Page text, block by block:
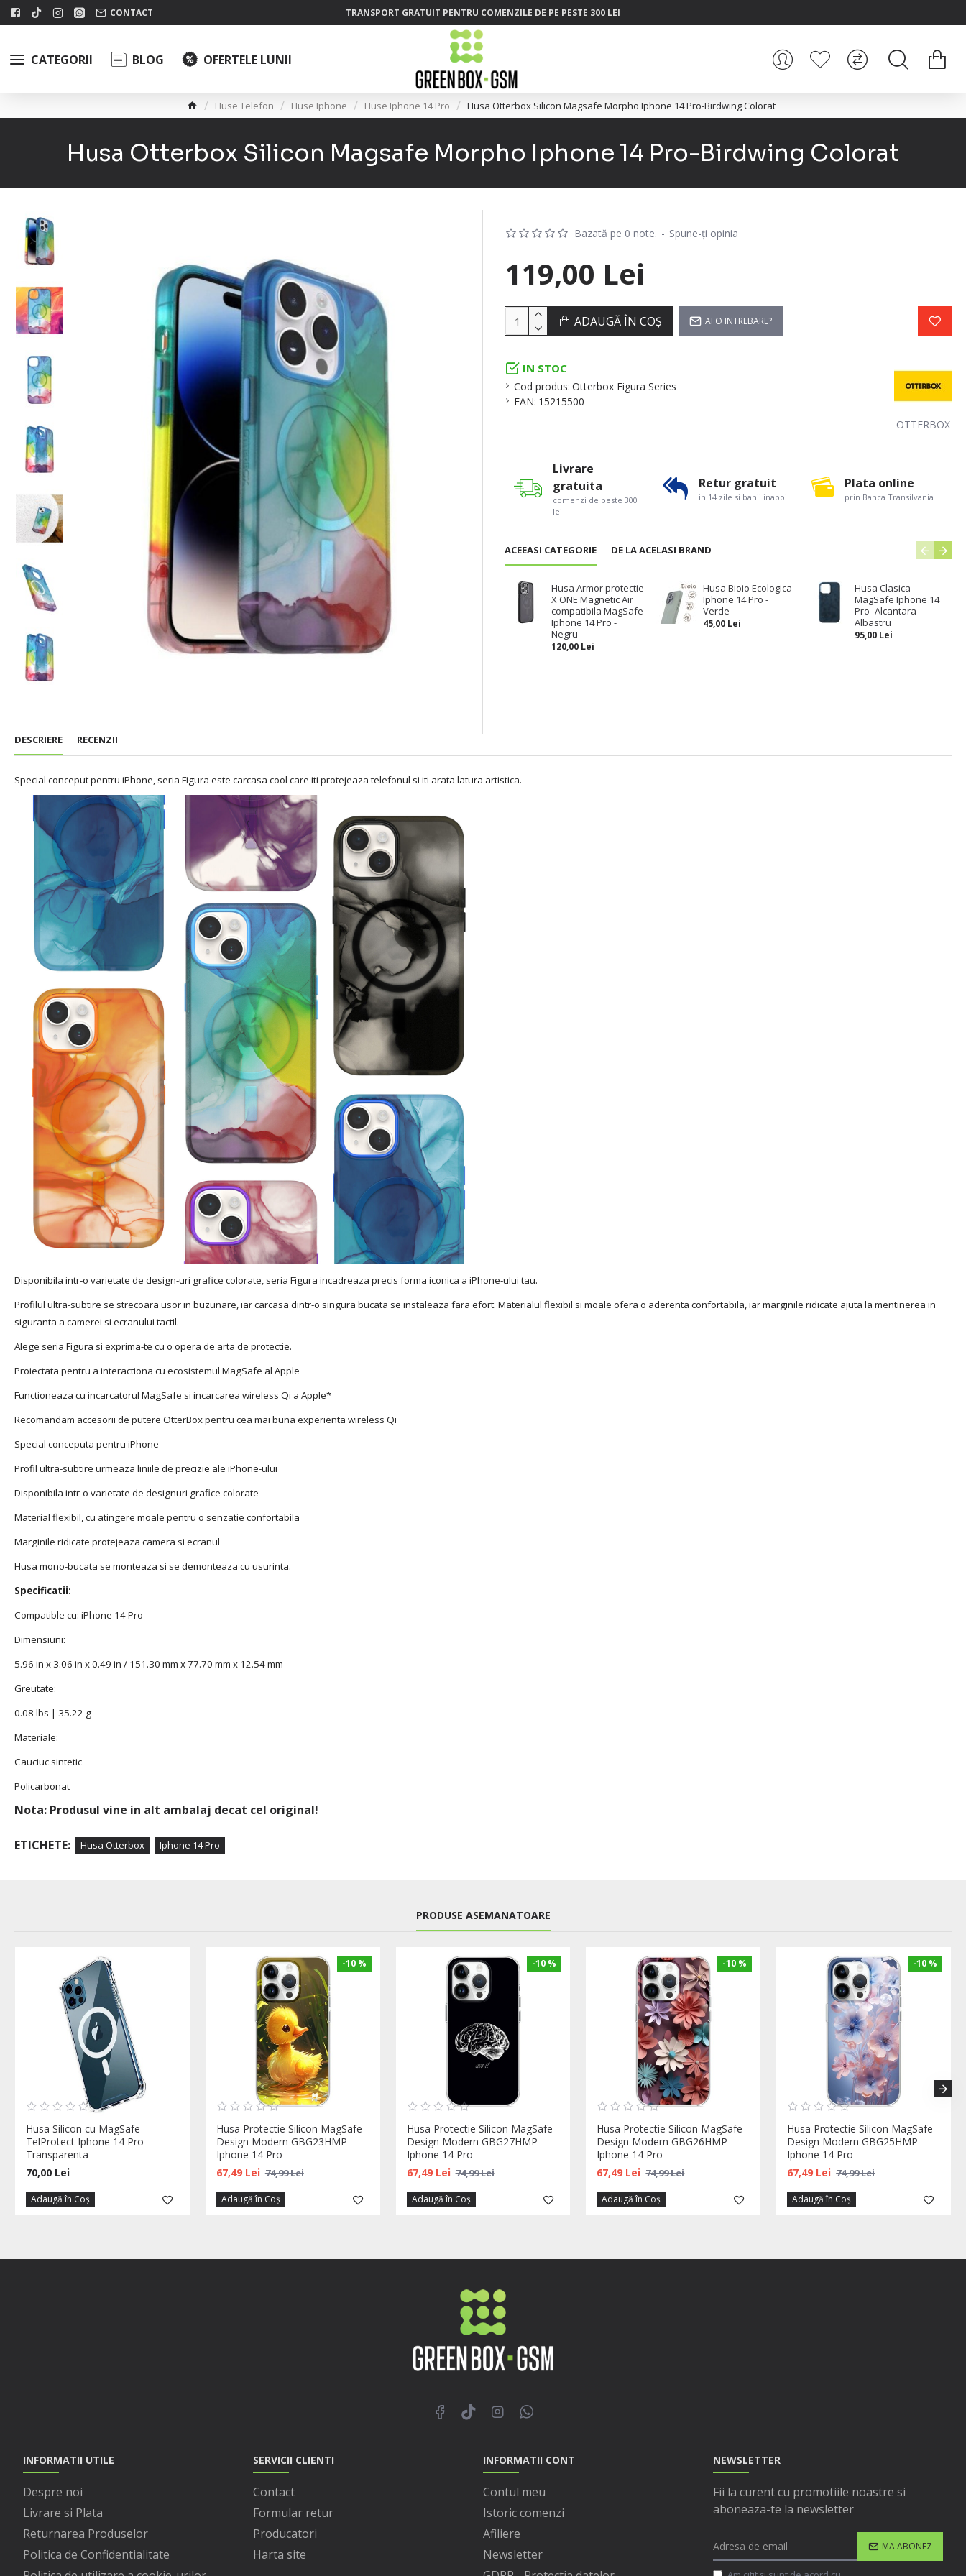
CONTACT TRANSPORT GRATUIT PENTRU COMENZILE DE PE PESTE 300 LEI
CATEGORII BLOG OFERTELE LUNII
Huse Telefon Huse Iphone Huse Iphone 14 Pro Husa Otterbox Silicon Magsafe Morpho Iphone 14 Pro-Birdwing Colorat
Husa Otterbox Silicon Magsafe Morpho Iphone 14 Pro-Birdwing Colorat
IN STOC
Cod produs: Otterbox Figura Series
EAN: 15215500
OTTERBOX
Bazată pe 0 note. - Spune-ţi opinia
119,00 Lei
ADAUGĂ ÎN COŞ AI O INTREBARE?
ACEEASI CATEGORIE DE LA ACELASI BRAND
Husa Armor protectie
X ONE Magnetic Air
compatibila MagSafe
Iphone 14 Pro -
Negru
120,00 Lei
Husa Bioio Ecologica
Iphone 14 Pro -
Verde
45,00 Lei
Husa Clasica
MagSafe Iphone 14
Pro -Alcantara -
Albastru
95,00 Lei
Livrare
gratuita
comenzi de peste 300
lei
Retur gratuit
in 14 zile si banii inapoi
Plata online
prin Banca Transilvania
DESCRIERE RECENZII
Special conceput pentru iPhone, seria Figura este carcasa cool care iti protejeaza telefonul si iti arata latura artistica.
Disponibila intr-o varietate de design-uri grafice colorate, seria Figura incadreaza precis forma iconica a iPhone-ului tau.
Profilul ultra-subtire se strecoara usor in buzunare, iar carcasa dintr-o singura bucata se instaleaza fara efort. Materialul flexibil si moale ofera o aderenta confortabila, iar marginile ridicate ajuta la mentinerea in
siguranta a camerei si ecranului tactil.
Alege seria Figura si exprima-te cu o opera de arta de protectie.
Proiectata pentru a interactiona cu ecosistemul MagSafe al Apple
Functioneaza cu incarcatorul MagSafe si incarcarea wireless Qi a Apple*
Recomandam accesorii de putere OtterBox pentru cea mai buna experienta wireless Qi
Special conceputa pentru iPhone
Profil ultra-subtire urmeaza liniile de precizie ale iPhone-ului
Disponibila intr-o varietate de designuri grafice colorate
Material flexibil, cu atingere moale pentru o senzatie confortabila
Marginile ridicate protejeaza camera si ecranul
Husa mono-bucata se monteaza si se demonteaza cu usurinta.
Specificatii:
Compatible cu: iPhone 14 Pro
Dimensiuni:
5.96 in x 3.06 in x 0.49 in / 151.30 mm x 77.70 mm x 12.54 mm
Greutate:
0.08 lbs | 35.22 g
Materiale:
Cauciuc sintetic
Policarbonat
Nota: Produsul vine in alt ambalaj decat cel original!
ETICHETE: Husa Otterbox Iphone 14 Pro
PRODUSE ASEMANATOARE
Husa Silicon cu MagSafe
TelProtect Iphone 14 Pro
Transparenta
70,00 Lei
Adaugă în Coş
-10 %
Husa Protectie Silicon MagSafe
Design Modern GBG23HMP
Iphone 14 Pro
67,49 Lei 74,99 Lei
Adaugă în Coş
-10 %
Husa Protectie Silicon MagSafe
Design Modern GBG27HMP
Iphone 14 Pro
67,49 Lei 74,99 Lei
Adaugă în Coş
-10 %
Husa Protectie Silicon MagSafe
Design Modern GBG26HMP
Iphone 14 Pro
67,49 Lei 74,99 Lei
Adaugă în Coş
-10 %
Husa Protectie Silicon MagSafe
Design Modern GBG25HMP
Iphone 14 Pro
67,49 Lei 74,99 Lei
Adaugă în Coş
INFORMATII UTILE
Despre noi
Livrare si Plata
Returnarea Produselor
Politica de Confidentialitate
SERVICII CLIENTI
Contact
Formular retur
Producatori
Harta site
INFORMATII CONT
Contul meu
Istoric comenzi
Afiliere
Newsletter
NEWSLETTER
Fii la curent cu promotiile noastre si
aboneaza-te la newsletter
MA ABONEZ